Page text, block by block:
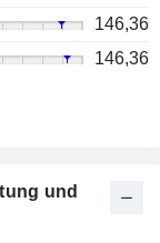
146,36
146,36
und